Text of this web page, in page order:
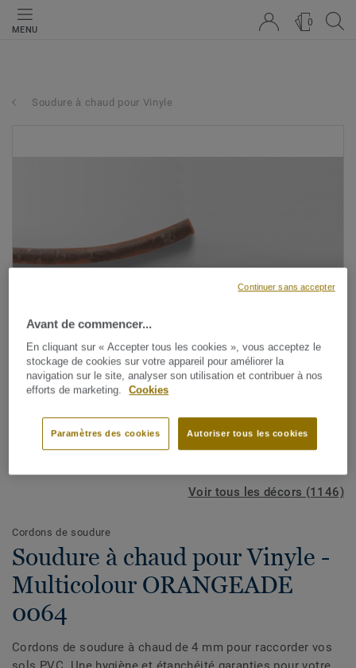
MENU
0
Soudure à chaud pour Vinyle
Voir tous les décors (1146)
Cordons de soudure
Soudure à chaud pour Vinyle -
Multicolour ORANGEADE
0064
Cordons de soudure à chaud de 4 mm pour raccorder vos
Avant de commencer...
En cliquant sur « Accepter tous les cookies », vous acceptez le
stockage de cookies sur votre appareil pour améliorer la
navigation sur le site, analyser son utilisation et contribuer à nos
efforts de marketing.
Cookies
Autoriser tous les cookies
Paramètres des cookies
Continuer sans accepter